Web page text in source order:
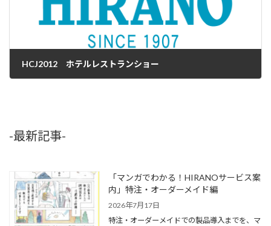
HCJ2012 ホテルレストランショー
-最新記事-
「マンガでわかる！HIRANOサービス案
内」特注・オーダーメイド編
2026年7月17日
特注・オーダーメイドでの製品導入までを、マ